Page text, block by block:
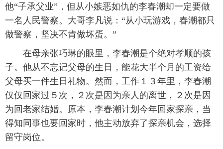
他“子承父业”，但从小嫉恶如仇的李春潮却一定要做
一名人民警察。大哥李凡说：“从小玩游戏，春潮都只
做警察，坚决不肯做坏蛋。”
在母亲张巧琳的眼里，李春潮是个绝对孝顺的孩
子。他从不忘记父母的生日，能花大半个月的工资给
父母买一件生日礼物。然而，工作１３年里，李春潮
仅仅回家过５次，２次是因为亲人的离世，２次是因
为回老家结婚。原本，李春潮计划今年回家探亲，当
得知同事也要回家时，他主动放弃了探亲机会，选择
留守岗位。